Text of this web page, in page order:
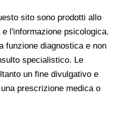
sito sono prodotti allo
l'informazione psicologica.
funzione diagnostica e non
specialistico. Le
un fine divulgativo e
prescrizione medica o